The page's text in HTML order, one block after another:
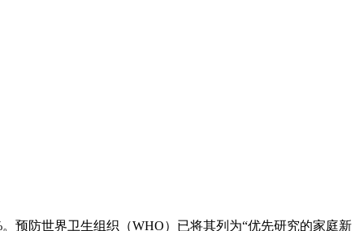
。预防世界卫生组织（WHO）已将其列为“优先研究的家庭新